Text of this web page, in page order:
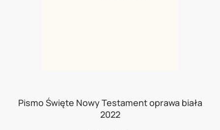
Pismo Święte Nowy Testament oprawa biała
2022